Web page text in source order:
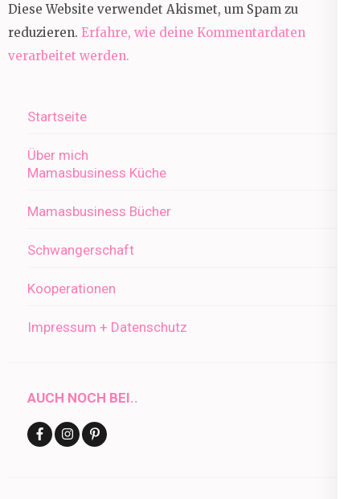
Diese Website verwendet Akismet, um Spam zu
reduzieren. Erfahre, wie deine Kommentardaten
verarbeitet werden.
Startseite
Über mich
Mamasbusiness Küche
Mamasbusiness Bücher
Schwangerschaft
Kooperationen
Impressum + Datenschutz
AUCH NOCH BEI..